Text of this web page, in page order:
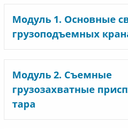
Модуль 1. Основные
грузоподъемных
Модуль 2. Съемные
грузозахватные
тара